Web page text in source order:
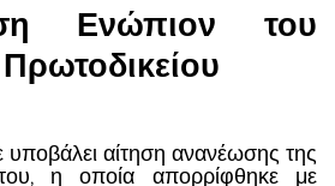
Ενώπιον του
Πρωτοδικείου
υποβάλει αίτηση ανανέωσης της
η οποία απορρίφθηκε με